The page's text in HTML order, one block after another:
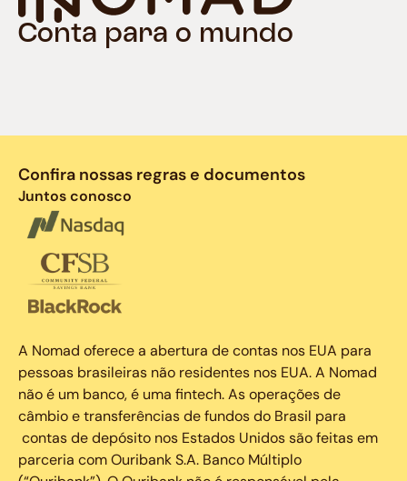
Conta para o mundo
Confira nossas regras e documentos
Juntos conosco
A Nomad oferece a abertura de contas nos EUA para
pessoas brasileiras não residentes nos EUA. A Nomad
não é um banco, é uma fintech. As operações de
câmbio e transferências de fundos do Brasil para
contas de depósito nos Estados Unidos são feitas em
parceria com Ouribank S.A. Banco Múltiplo